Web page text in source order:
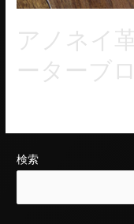
アノネイ
ーターブ
検索